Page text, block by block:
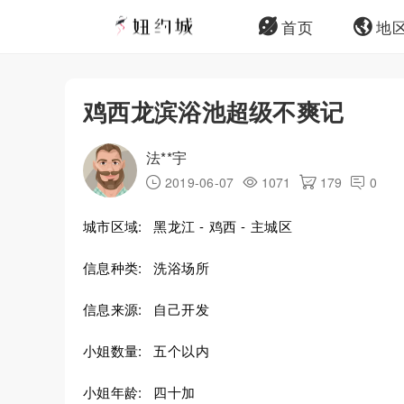
首页 地
鸡西龙滨浴池超级不爽记
法**宇
2019-06-07 1071 179 0
城市区域: 黑龙江 - 鸡西 - 主城区
信息种类: 洗浴场所
信息来源: 自己开发
小姐数量: 五个以内
小姐年龄: 四十加